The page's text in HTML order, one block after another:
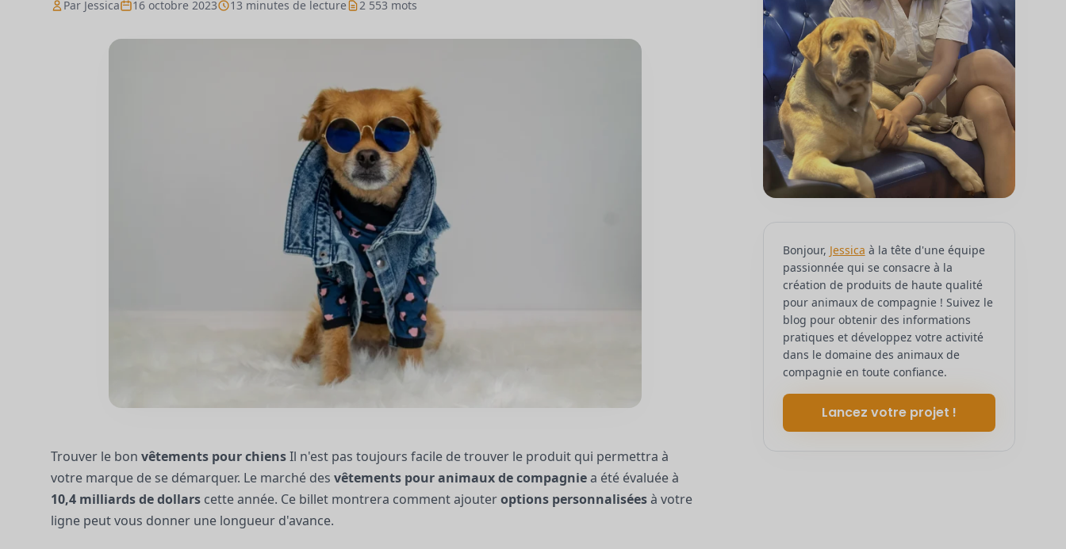
Par Jessica 16 octobre 2023 13 minutes de lecture 2 553 mots
Trouver le bon vêtements pour chiensIl n'est pas toujours facile de trouver le produit qui permettra à
votre marque de se démarquer. Le marché des vêtements pour animaux de compagniea été évaluée à
10,4 milliards de dollars cette année. Ce billet montrera comment ajouteroptions personnaliséesà votre
ligne peut vous donner une longueur d'avance.
Bonjour, Jessica à la tête d'une équipe
passionnée qui se consacre à la
création de produits de haute qualité
pour animaux de compagnie ! Suivez le
blog pour obtenir des informations
pratiques et développez votre activité
dans le domaine des animaux de
compagnie en toute confiance.
Lancez votre projet !